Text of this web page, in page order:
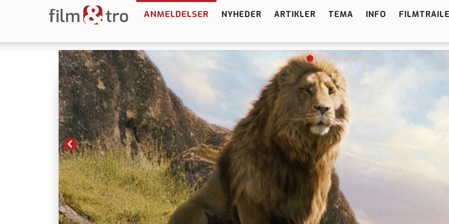
ANMELDELSER NYHEDER ARTIKLER TEMA INFO